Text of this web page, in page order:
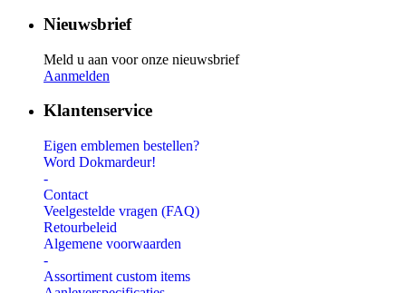
Nieuwsbrief
Meld u aan voor onze nieuwsbrief
Aanmelden
Klantenservice
Eigen emblemen bestellen?
Word Dokmardeur!
-
Contact
Veelgestelde vragen (FAQ)
Retourbeleid
Algemene voorwaarden
-
Assortiment custom items